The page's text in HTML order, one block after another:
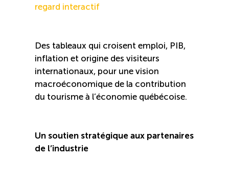
TOURISME
Facebook
LinkedIn
Vimeo
regard interactif
Des tableaux qui croisent emploi, PIB,
inflation et origine des visiteurs
internationaux, pour une vision
macroéconomique de la contribution
du tourisme à l’économie québécoise.
Un soutien stratégique aux partenaires
de l’industrie